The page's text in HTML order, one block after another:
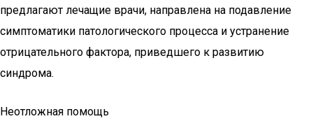
предлагают лечащие врачи, направлена на подавление
симптоматики патологического процесса и устранение
отрицательного фактора, приведшего к развитию
синдрома.
Неотложная помощь